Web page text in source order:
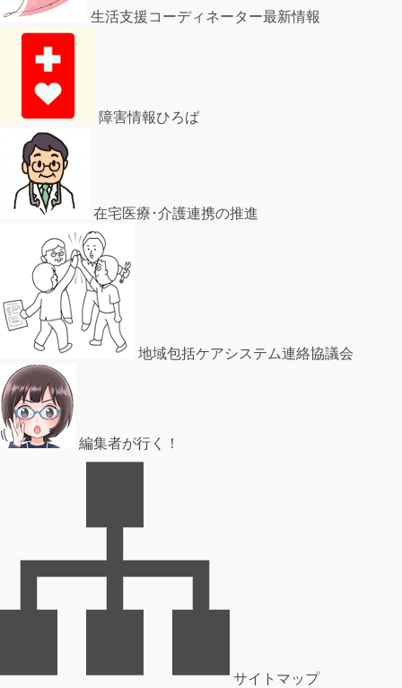
生活支援コーディネーター最新情報
障害情報ひろば
在宅医療･介護連携の推進
地域包括ケアシステム連絡協議会
編集者が行く！
サイトマップ